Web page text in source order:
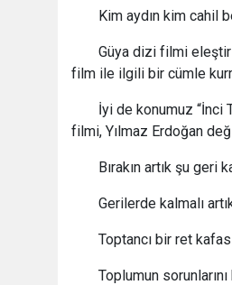
Kim aydın kim cahil
Güya dizi filmi
film ile ilgili bir cümle
İyi de konumuz “İnci
filmi, Yılmaz Erdoğan
Bırakın artık şu geri
Gerilerde kalmalı
Toptancı bir ret
Toplumun